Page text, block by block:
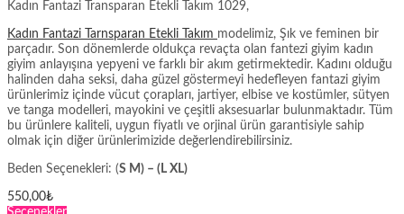
Kadın Fantazi Transparan Etekli Takım 1029,
Kadın Fantazi Tarnsparan Etekli Takım modelimiz, Şık ve feminen bir
parçadır. Son dönemlerde oldukça revaçta olan fantezi giyim kadın
giyim anlayışına yepyeni ve farklı bir akım getirmektedir. Kadını olduğu
halinden daha seksi, daha güzel göstermeyi hedefleyen fantazi giyim
ürünlerimiz içinde vücut çorapları, jartiyer, elbise ve kostümler, sütyen
ve tanga modelleri, mayokini ve çeşitli aksesuarlar bulunmaktadır. Tüm
bu ürünlere kaliteli, uygun fiyatlı ve orjinal ürün garantisiyle sahip
olmak için diğer ürünlerimizide değerlendirebilirsiniz.
Beden Seçenekleri: (S M) – (L XL)
550,00₺
Bu